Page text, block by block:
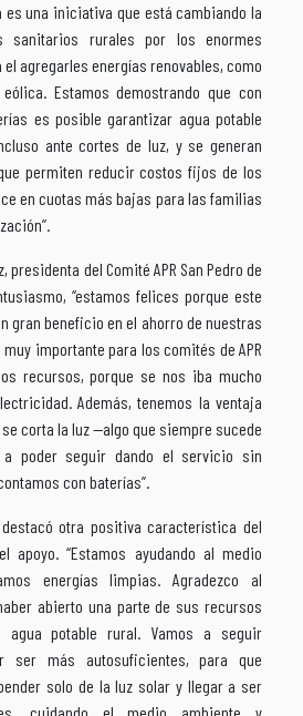
es una iniciativa que está cambiando la
rurales por los enormes
agregarles energías renovables, como
Estamos demostrando que con
es posible garantizar agua potable
ante cortes de luz, y se generan
permiten reducir costos fijos de los
en cuotas más bajas para las familias
presidenta del Comité APR San Pedro de
“estamos felices porque este
gran beneficio en el ahorro de nuestras
importante para los comités de APR
recursos, porque se nos iba mucho
Además, tenemos la ventaja
corta la luz —algo que siempre sucede
poder seguir dando el servicio sin
con baterías”.
otra positiva característica del
apoyo. “Estamos ayudando al medio
energías limpias. Agradezco al
abierto una parte de sus recursos
potable rural. Vamos a seguir
ser más autosuficientes, para que
solo de la luz solar y llegar a ser